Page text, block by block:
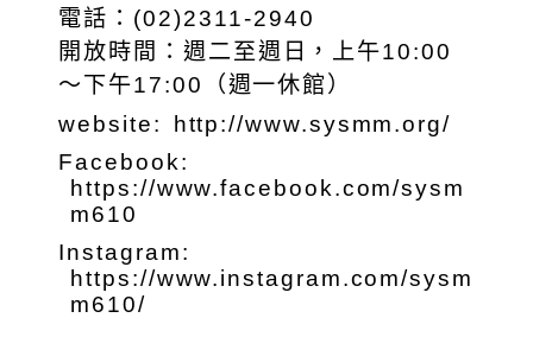
電話：(02)2311-2940
開放時間：週二至週日，上午10:00
～下午17:00（週一休館）
website:
http://www.sysmm.org/
Facebook:
https://www.facebook.com/sysm
m610
Instagram:
https://www.instagram.com/sysm
m610/